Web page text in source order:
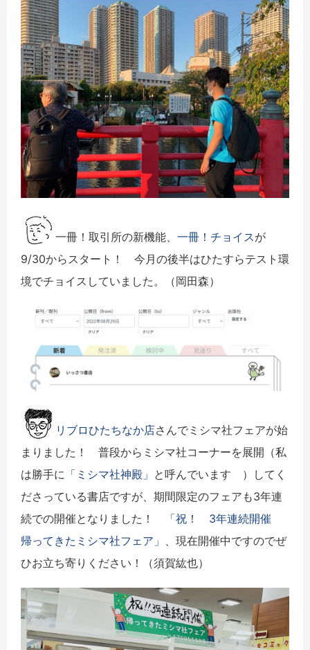
一冊！取引所の新機能、 一冊！チョイスが
9/30からスタート！ 今月の後半はひたすらテスト環
境でチョイスしていました。
（岡田森）
リブロひたちなか店さんでミシマ社フェアが始
まりました！ 普段からミシマ社コーナーを展開（私
は勝手に 「ミシマ社神殿」 と呼んでいます ）してく
ださっている書店ですが、期間限定のフェアも3年連
続での開催となりました！
「祝！ 3年連続開催
帰ってきたミシマ社フェア」
、現在開催中ですのでぜ
ひお立ち寄りください！（須賀紘也）